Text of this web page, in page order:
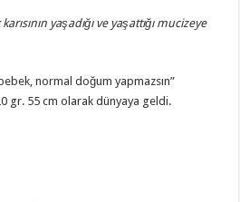
yaşadığı ve yaşattığı mucizeye
normal doğum yapmazsın”
gr. 55 cm olarak dünyaya geldi.